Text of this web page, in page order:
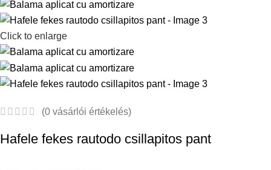
Click to enlarge
(0 vásárlói értékelés)
Hafele fekes rautodo csillapitos pant